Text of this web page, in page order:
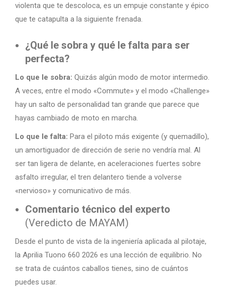
violenta que te descoloca, es un empuje constante y épico
que te catapulta a la siguiente frenada.
¿Qué le sobra y qué le falta para ser
perfecta?
Lo que le sobra: Quizás algún modo de motor intermedio.
A veces, entre el modo «Commute» y el modo «Challenge»
hay un salto de personalidad tan grande que parece que
hayas cambiado de moto en marcha.
Lo que le falta: Para el piloto más exigente (y quemadillo),
un amortiguador de dirección de serie no vendría mal. Al
ser tan ligera de delante, en aceleraciones fuertes sobre
asfalto irregular, el tren delantero tiende a volverse
«nervioso» y comunicativo de más.
Comentario técnico del experto
(Veredicto de MAYAM)
Desde el punto de vista de la ingeniería aplicada al pilotaje,
la Aprilia Tuono 660 2026 es una lección de equilibrio. No
se trata de cuántos caballos tienes, sino de cuántos
puedes usar.